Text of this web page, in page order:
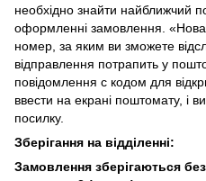
необхідно знайти найближчий
оформленні замовлення.
номер, за яким ви зможете
відправлення потрапить у
повідомлення с кодом для
ввести на екрані поштомату, і
посилку.
Зберігання на відділенні:
Замовлення зберігаються